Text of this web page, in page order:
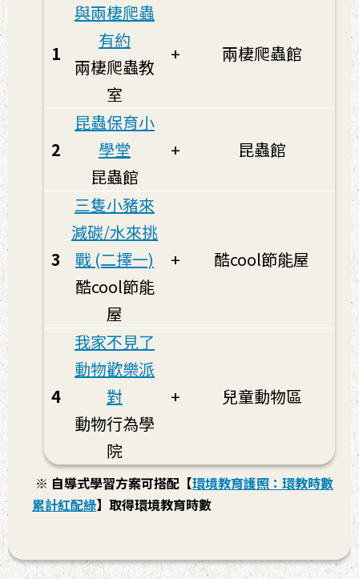
1
與兩棲爬蟲
有約
兩棲爬蟲教
室
+ 兩棲爬蟲館
2
昆蟲保育小
學堂
昆蟲館
+ 昆蟲館
3
三隻小豬來
減碳/水來挑
戰 (二擇一)
酷cool節能
屋
+ 酷cool節能屋
4
我家不見了
動物歡樂派
對
動物行為學
院
+ 兒童動物區
※ 自導式學習方案可搭配【環境教育護照：環教時數
累計紅配綠】取得環境教育時數